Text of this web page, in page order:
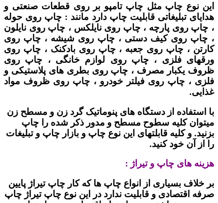
این نوع چاپ مثل چاپ تامپو بر روی قطعات صنعتی و
هدایای تبلیغاتی قابلیت چاپ دارد مانند : چاپ روی حوله
، چاپ روی پارچه ، چاپ روی نایلکس ، چاپ روی نایلون
، چاپ روی کیف دستی ، چاپ روی شیشه ، چاپ روی
کارتن ، چاپ روی جعبه ، چاپ روی بادکنک ، چاپ روی
ورقهای فلزی ، چاپ روی لوازم خانگی ، چاپ روی
ظروف یکبار مصرف ، چاپ روی بطری های پلاستیکی و
فلزی ، چاپ روی فیلتر خودرو ، چاپ روی ظروف مواد
غذایی.
با استفاده از دستگاه های پنوماتیک گرد زن و مسطح زن
میتوان کلیه سطوح مسطح و مدور ذکر شده را چاپ
بزنید. و کلیه قابلتهای این نوع چاپ و بازار چاپ و تبلیغات
را از آن خود کنید.
هزینه های چاپ و تیراژ :
بر خلاف بسیاری از انواع چاپ ها که کار چاپ تیراژ پایین
صرفه اقتصادی و قابلیت ندارد در این نوع چاپ تیراژ چاپ